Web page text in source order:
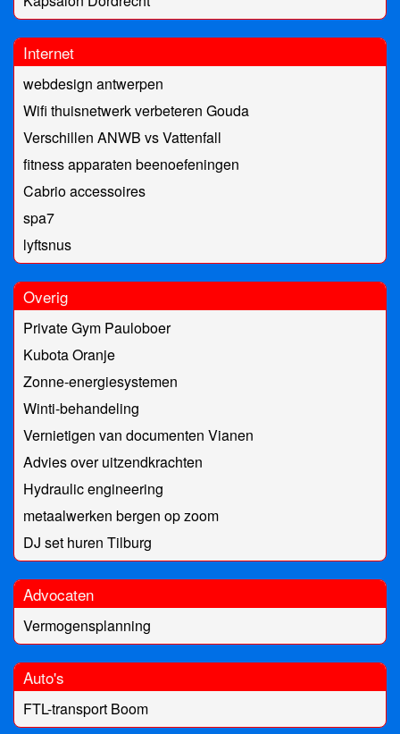
Internet
webdesign antwerpen
Wifi thuisnetwerk verbeteren Gouda
Verschillen ANWB vs Vattenfall
fitness apparaten beenoefeningen
Cabrio accessoires
spa7
lyftsnus
Overig
Private Gym Pauloboer
Kubota Oranje
Zonne-energiesystemen
Winti-behandeling
Vernietigen van documenten Vianen
Advies over uitzendkrachten
Hydraulic engineering
metaalwerken bergen op zoom
DJ set huren Tilburg
Advocaten
Vermogensplanning
Auto's
FTL-transport Boom